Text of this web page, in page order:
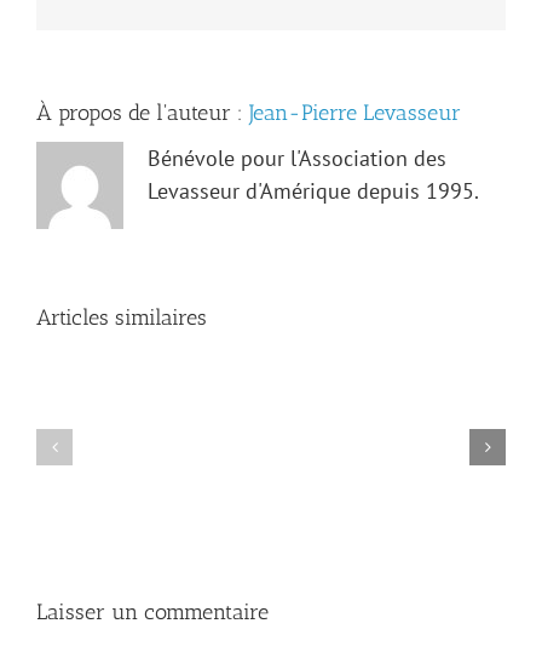
À propos de l'auteur : Jean-Pierre Levasseur
Bénévole pour l'Association des
Levasseur d'Amérique depuis 1995.
Articles similaires
Laisser un commentaire